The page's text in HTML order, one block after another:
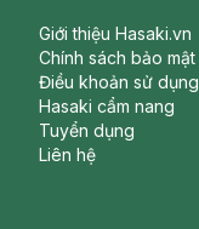
Giới thiệu Hasaki.vn
Chính sách bảo mật
Điều khoản sử dụng
Hasaki cẩm nang
Tuyển dụng
Liên hệ